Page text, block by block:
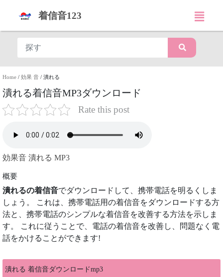
着信音123
Home / 効果 音 / 潰れる
潰れる着信音MP3ダウンロード
Rate this post
効果音 潰れる MP3
概要
潰れるの着信音でダウンロードして、携帯電話を明るくしま
しょう。 これは、携帯電話用の着信音をダウンロードする方
法と、携帯電話のシンプルな着信音を改善する方法を示しま
す。 これに従うことで、電話の着信音を改善し、問題なく電
話をかけることができます!
潰れる 着信音ダウンロードmp3